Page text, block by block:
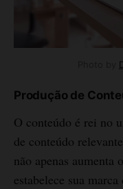
Produção de
O conteúdo é rei no
de conteúdo
não apenas aumenta
estabelece sua